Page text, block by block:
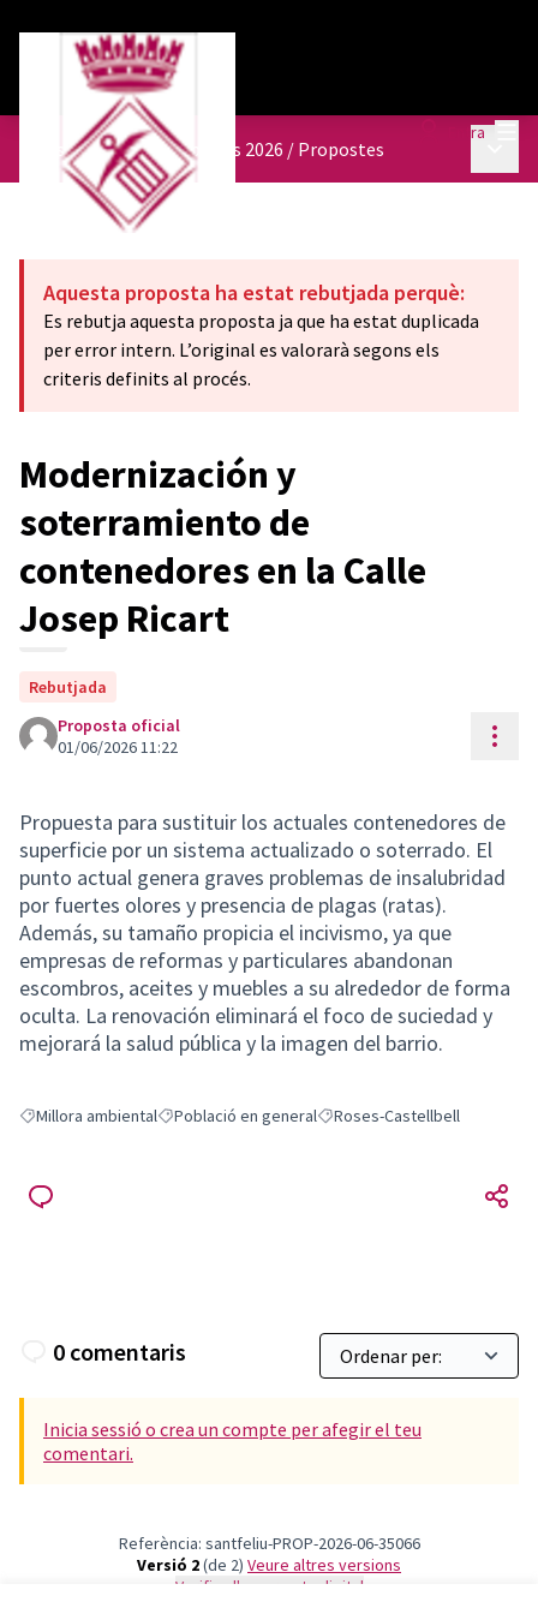
Entra
Pressupostos participatius 2026 / Propostes
Aquesta proposta ha estat rebutjada perquè:
Es rebutja aquesta proposta ja que ha estat duplicada
per error intern. L’original es valorarà segons els
criteris definits al procés.
Modernización y
soterramiento de
contenedores en la Calle
Josep Ricart
Rebutjada
Proposta oficial
01/06/2026 11:22
Propuesta para sustituir los actuales contenedores de
superficie por un sistema actualizado o soterrado. El
punto actual genera graves problemas de insalubridad
por fuertes olores y presencia de plagas (ratas).
Además, su tamaño propicia el incivismo, ya que
empresas de reformas y particulares abandonan
escombros, aceites y muebles a su alrededor de forma
oculta. La renovación eliminará el foco de suciedad y
mejorará la salud pública y la imagen del barrio.
Resultats en filtrar per: Millora ambiental
Millora ambientalResultats en filtrar per: Població en general
Població en generalResultats en filtrar per:
Roses-Castellbell
0 comentaris
Inicia sessió o crea un compte per afegir el teu
comentari.
Referència: santfeliu-PROP-2026-06-35066
Versió 2(de 2)
veure altres versions
Verifica l'empremta digital